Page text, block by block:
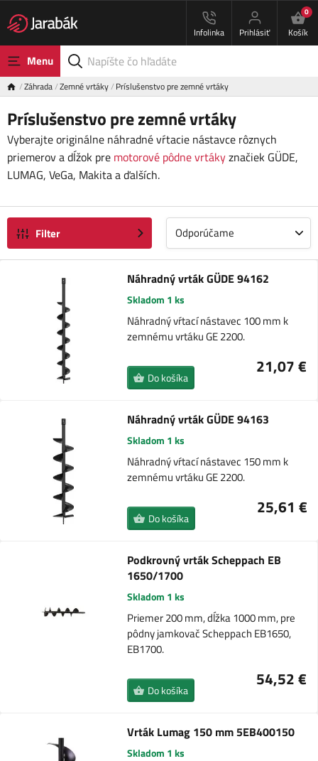
Infolinka Prihlásiť
0
Košík
Menu
Záhrada Zemné vrtáky Príslušenstvo pre zemné vrtáky
Príslušenstvo pre zemné vrtáky
Vyberajte originálne náhradné vŕtacie nástavce rôznych
priemerov a dĺžok pre motorové pôdne vrtákyznačiek GÜDE,
LUMAG, VeGa, Makitaa ďalších.
Filter Odporúčame
Náhradný vrták GÜDE 94162
Skladom 1 ks
Náhradný vŕtací nástavec 100 mm k
zemnému vrtáku GE 2200.
21,07 €
Do košíka
Náhradný vrták GÜDE 94163
Skladom 1 ks
Náhradný vŕtací nástavec 150 mm k
zemnému vrtáku GE 2200.
25,61 €
Do košíka
Podkrovný vrták Scheppach EB
1650/1700
Skladom 1 ks
Priemer 200 mm, dĺžka 1000 mm, pre
pôdny jamkovač Scheppach EB1650,
EB1700.
54,52 €
Do košíka
Vrták Lumag 150 mm 5EB400150
Skladom 1 ks